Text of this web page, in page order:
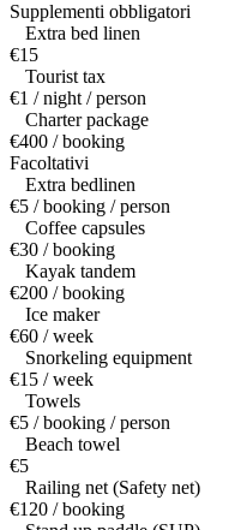
Supplementi obbligatori
Extra bed linen
€15
Tourist tax
€1 / night / person
Charter package
€400 / booking
Facoltativi
Extra bedlinen
€5 / booking / person
Coffee capsules
€30 / booking
Kayak tandem
€200 / booking
Ice maker
€60 / week
Snorkeling equipment
€15 / week
Towels
€5 / booking / person
Beach towel
€5
Railing net (Safety net)
€120 / booking